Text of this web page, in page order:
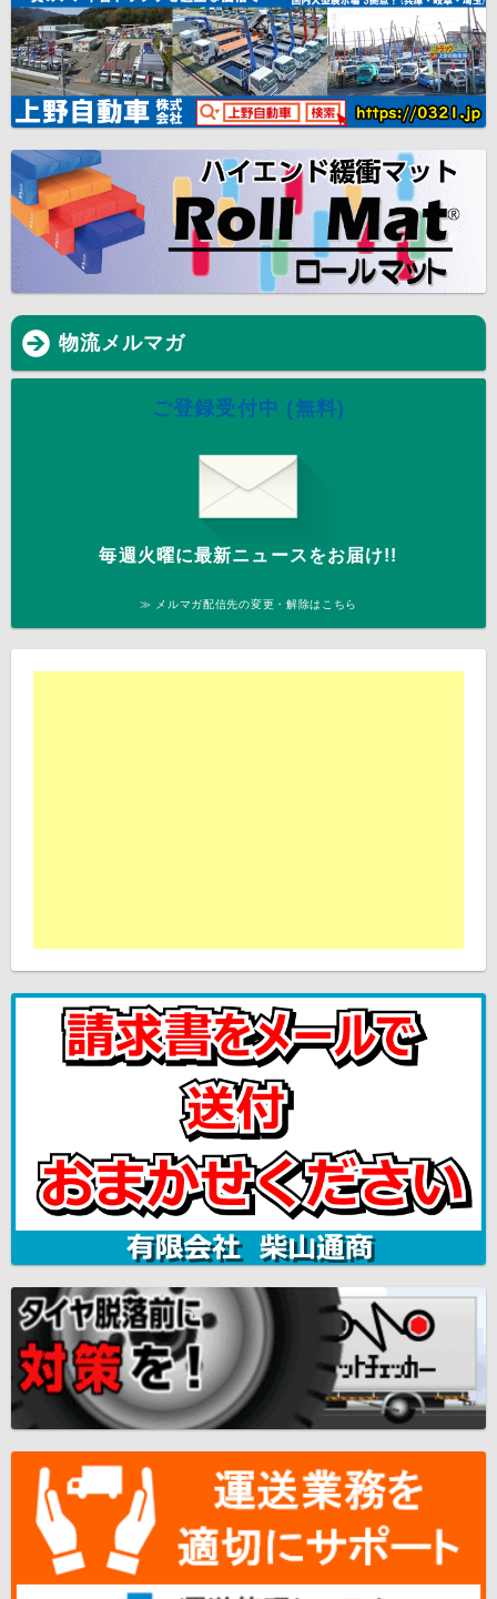
物流メルマガ
ご登録受付中 (無料)
毎週火曜に最新ニュースをお届け!!
≫ メルマガ配信先の変更・解除はこちら